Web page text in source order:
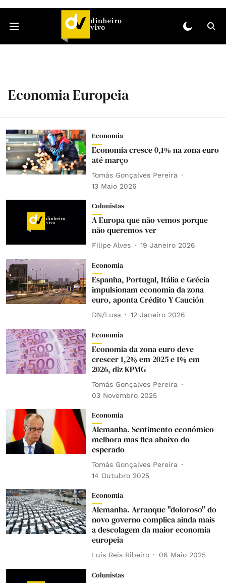
Economia Europeia
Economia
Economia cresce 0,1% na zona euro
até março
Tomás Gonçalves Pereira
13 Maio 2026
Colunistas
A Europa que não vemos porque
não queremos ver
Filipe Alves 19 Janeiro 2026
Economia
Espanha, Portugal, Itália e Grécia
impulsionam economia da zona
euro, aponta Crédito Y Caución
DN/Lusa 12 Janeiro 2026
Economia
Economia da zona euro deve
crescer 1,2% em 2025 e 1% em
2026, diz KPMG
Tomás Gonçalves Pereira
03 Novembro 2025
Economia
Alemanha. Sentimento económico
melhora mas fica abaixo do
esperado
Tomás Gonçalves Pereira
14 Outubro 2025
Economia
Alemanha. Arranque "doloroso" do
novo governo complica ainda mais
a descolagem da maior economia
europeia
Luís Reis Ribeiro 06 Maio 2025
Colunistas